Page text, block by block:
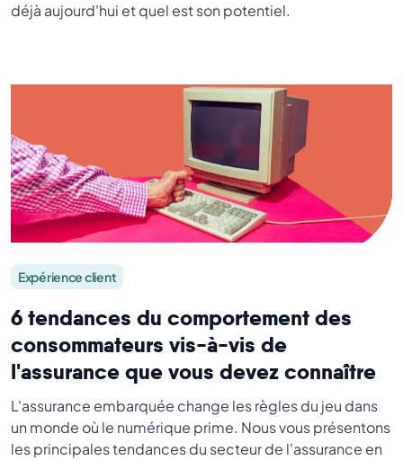
déjà aujourd'hui et quel est son potentiel.
Expérience client
6 tendances du comportement des
consommateurs vis-à-vis de
l'assurance que vous devez connaître
L'assurance embarquée change les règles du jeu dans
un monde où le numérique prime. Nous vous présentons
les principales tendances du secteur de l'assurance en